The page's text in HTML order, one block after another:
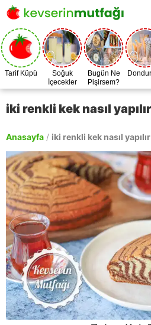
Tarif Küpü
Soğuk
İçecekler
Bugün Ne
Pişirsem?
iki renkli kek nasıl
Anasayfa / iki renkli kek nasıl yapılır